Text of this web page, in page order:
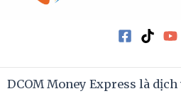
DCOM Money Express là